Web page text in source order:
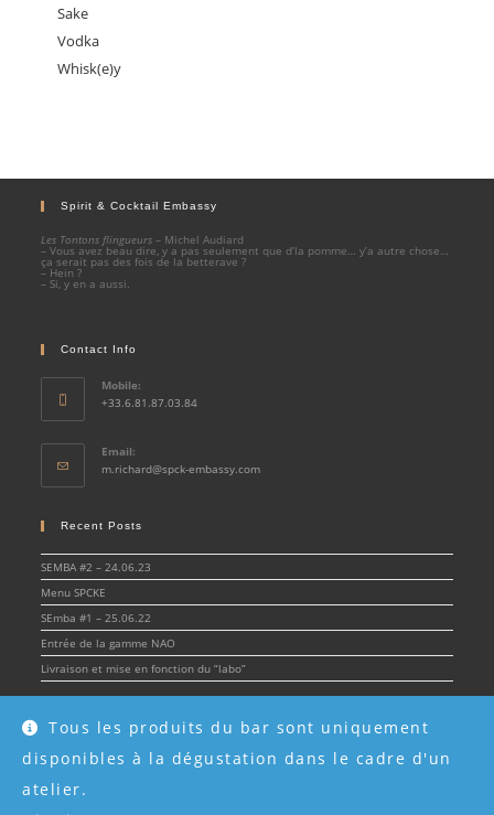
Tous les produits du bar sont uniquement
disponibles à la dégustation dans le cadre d'un
atelier.
Sake
Vodka
Whisk(e)y
Spirit & Cocktail Embassy
Les Tontons flingueurs – Michel Audiard
– Vous avez beau dire, y a pas seulement que d’la pomme… y’a autre chose…
ça serait pas des fois de la betterave ?
– Hein ?
– Si, y en a aussi.
Contact Info
Mobile:
+33.6.81.87.03.84
Email:
m.richard@spck-embassy.comOpens
Recent Posts
SEMBA #2 – 24.06.23
Menu SPCKE
SEmba #1 – 25.06.22
Entrée de la gamme NAO
Livraison et mise en fonction du “labo”
© Spirit & Cocktail Embassy 2022 - SPCKE - SIRET 908 216 955 00017 -